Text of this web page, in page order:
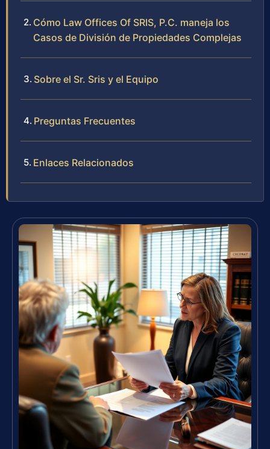
Cómo Law Offices Of SRIS, P.C. maneja los
Casos de División de Propiedades Complejas
Sobre el Sr. Sris y el Equipo
Preguntas Frecuentes
Enlaces Relacionados